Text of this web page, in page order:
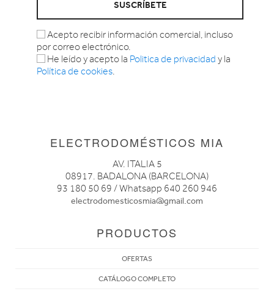
SUSCRÍBETE
Acepto recibir información comercial, incluso
por correo electrónico.
He leído y acepto la Politica de privacidad y la
Política de cookies.
ELECTRODOMÉSTICOS MIA
AV. ITALIA 5
08917. BADALONA (BARCELONA)
93 180 50 69 / Whatsapp 640 260 946
electrodomesticosmia@gmail.com
PRODUCTOS
OFERTAS
CATÁLOGO COMPLETO